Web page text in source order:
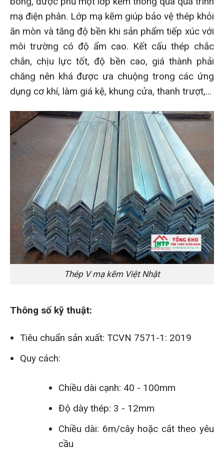
mạ điện phân. Lớp mạ kẽm giúp bảo vệ thép khỏi
ăn mòn và tăng độ bền khi sản phẩm tiếp xúc với
môi trường có độ ẩm cao. Kết cấu thép chắc
chắn, chịu lực tốt, độ bền cao, giá thành phải
chăng nên khá được ưa chuộng trong các ứng
dụng cơ khí, làm giá kệ, khung cửa, thanh trượt,...
Thép V mạ kẽm Việt Nhật
Thông số kỹ thuật:
Tiêu chuẩn sản xuất: TCVN 7571-1: 2019
Quy cách:
Chiều dài cạnh: 40 - 100mm
Độ dày thép: 3 - 12mm
Chiều dài: 6m/cây hoặc cắt theo yêu
cầu